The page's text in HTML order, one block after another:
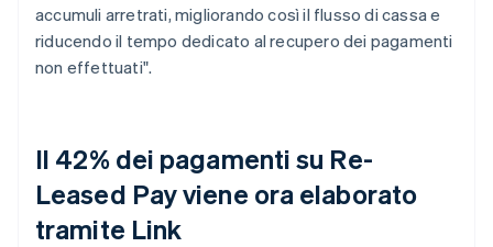
accumuli arretrati, migliorando così il flusso di cassa e
riducendo il tempo dedicato al recupero dei pagamenti
non effettuati".
Il 42% dei pagamenti su Re-
Leased Pay viene ora elaborato
tramite Link